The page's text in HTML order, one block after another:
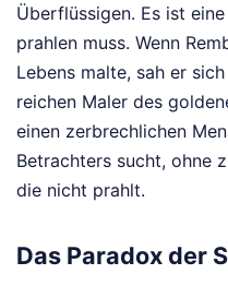
Überflüssigen. Es ist
prahlen muss. Wenn
Lebens malte, sah er
reichen Maler des
einen zerbrechlichen
Betrachters sucht, ohne
die nicht prahlt.
Das Paradox der